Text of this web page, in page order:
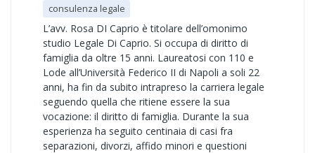
consulenza legale
L’avv. Rosa DI Caprio è titolare dell’omonimo
studio Legale Di Caprio. Si occupa di diritto di
famiglia da oltre 15 anni. Laureatosi con 110 e
Lode all’Università Federico II di Napoli a soli 22
anni, ha fin da subito intrapreso la carriera legale
seguendo quella che ritiene essere la sua
vocazione: il diritto di famiglia. Durante la sua
esperienza ha seguito centinaia di casi fra
separazioni, divorzi, affido minori e questioni